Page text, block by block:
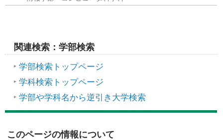
関連検索：学部検索
学部検索トップページ
学科検索トップページ
学部や学科名から逆引き大学検索
このページの情報について